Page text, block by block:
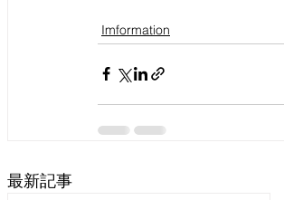
Imformation
最新記事